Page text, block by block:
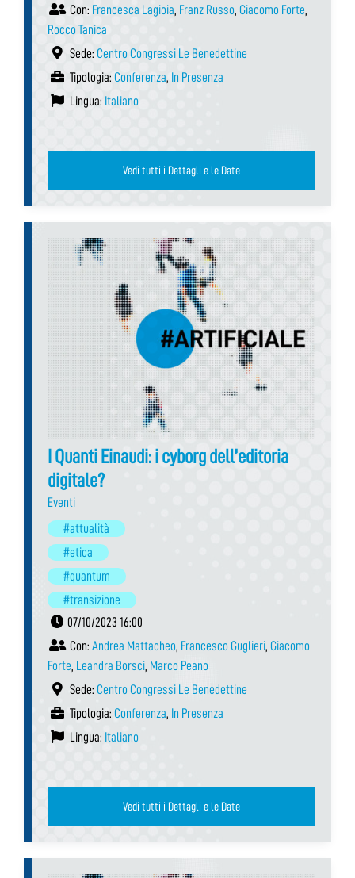
Con: Francesca Lagioia, Franz Russo, Giacomo Forte,
Rocco Tanica
Sede: Centro Congressi Le Benedettine
Tipologia: Conferenza, In Presenza
Lingua: Italiano
Vedi tutti i Dettagli e le Date
I Quanti Einaudi: i cyborg dell’editoria
digitale?
Eventi
#attualità
#etica
#quantum
#transizione
07/10/2023 16:00
Con: Andrea Mattacheo, Francesco Guglieri, Giacomo
Forte, Leandra Borsci, Marco Peano
Sede: Centro Congressi Le Benedettine
Tipologia: Conferenza, In Presenza
Lingua: Italiano
Vedi tutti i Dettagli e le Date